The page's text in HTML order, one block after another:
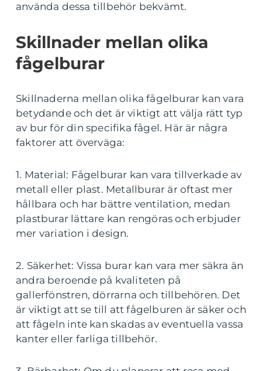
använda dessa tillbehör bekvämt.
Skillnader mellan olika
fågelburar
Skillnaderna mellan olika fågelburar kan vara
betydande och det är viktigt att välja rätt typ
av bur för din specifika fågel. Här är några
faktorer att överväga:
1. Material: Fågelburar kan vara tillverkade av
metall eller plast. Metallburar är oftast mer
hållbara och har bättre ventilation, medan
plastburar lättare kan rengöras och erbjuder
mer variation i design.
2. Säkerhet: Vissa burar kan vara mer säkra än
andra beroende på kvaliteten på
gallerfönstren, dörrarna och tillbehören. Det
är viktigt att se till att fågelburen är säker och
att fågeln inte kan skadas av eventuella vassa
kanter eller farliga tillbehör.